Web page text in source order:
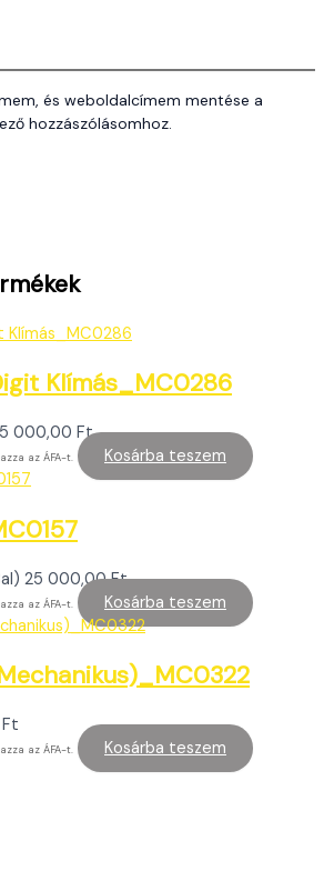
és weboldalcímem mentése a
hozzászólásomhoz.
Klímás_MC0286
000,00 Ft
az ÁFA-t. Kosárba teszem
25 000,00Ft
az ÁFA-t. Kosárba teszem
Ft
az ÁFA-t. Kosárba teszem